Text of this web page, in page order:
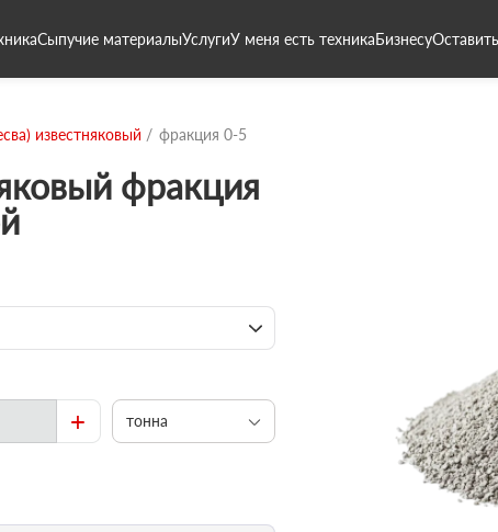
Сыпучие материалыУслугиУ меня есть техникаБизнесу
известняковый фракция 0-5
фракция
+ тонна